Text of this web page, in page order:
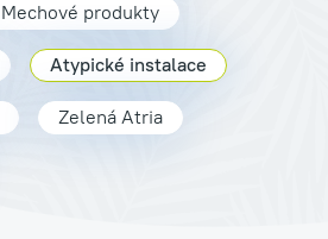
Mechové produkty
Atypické instalace
Zelená Atria